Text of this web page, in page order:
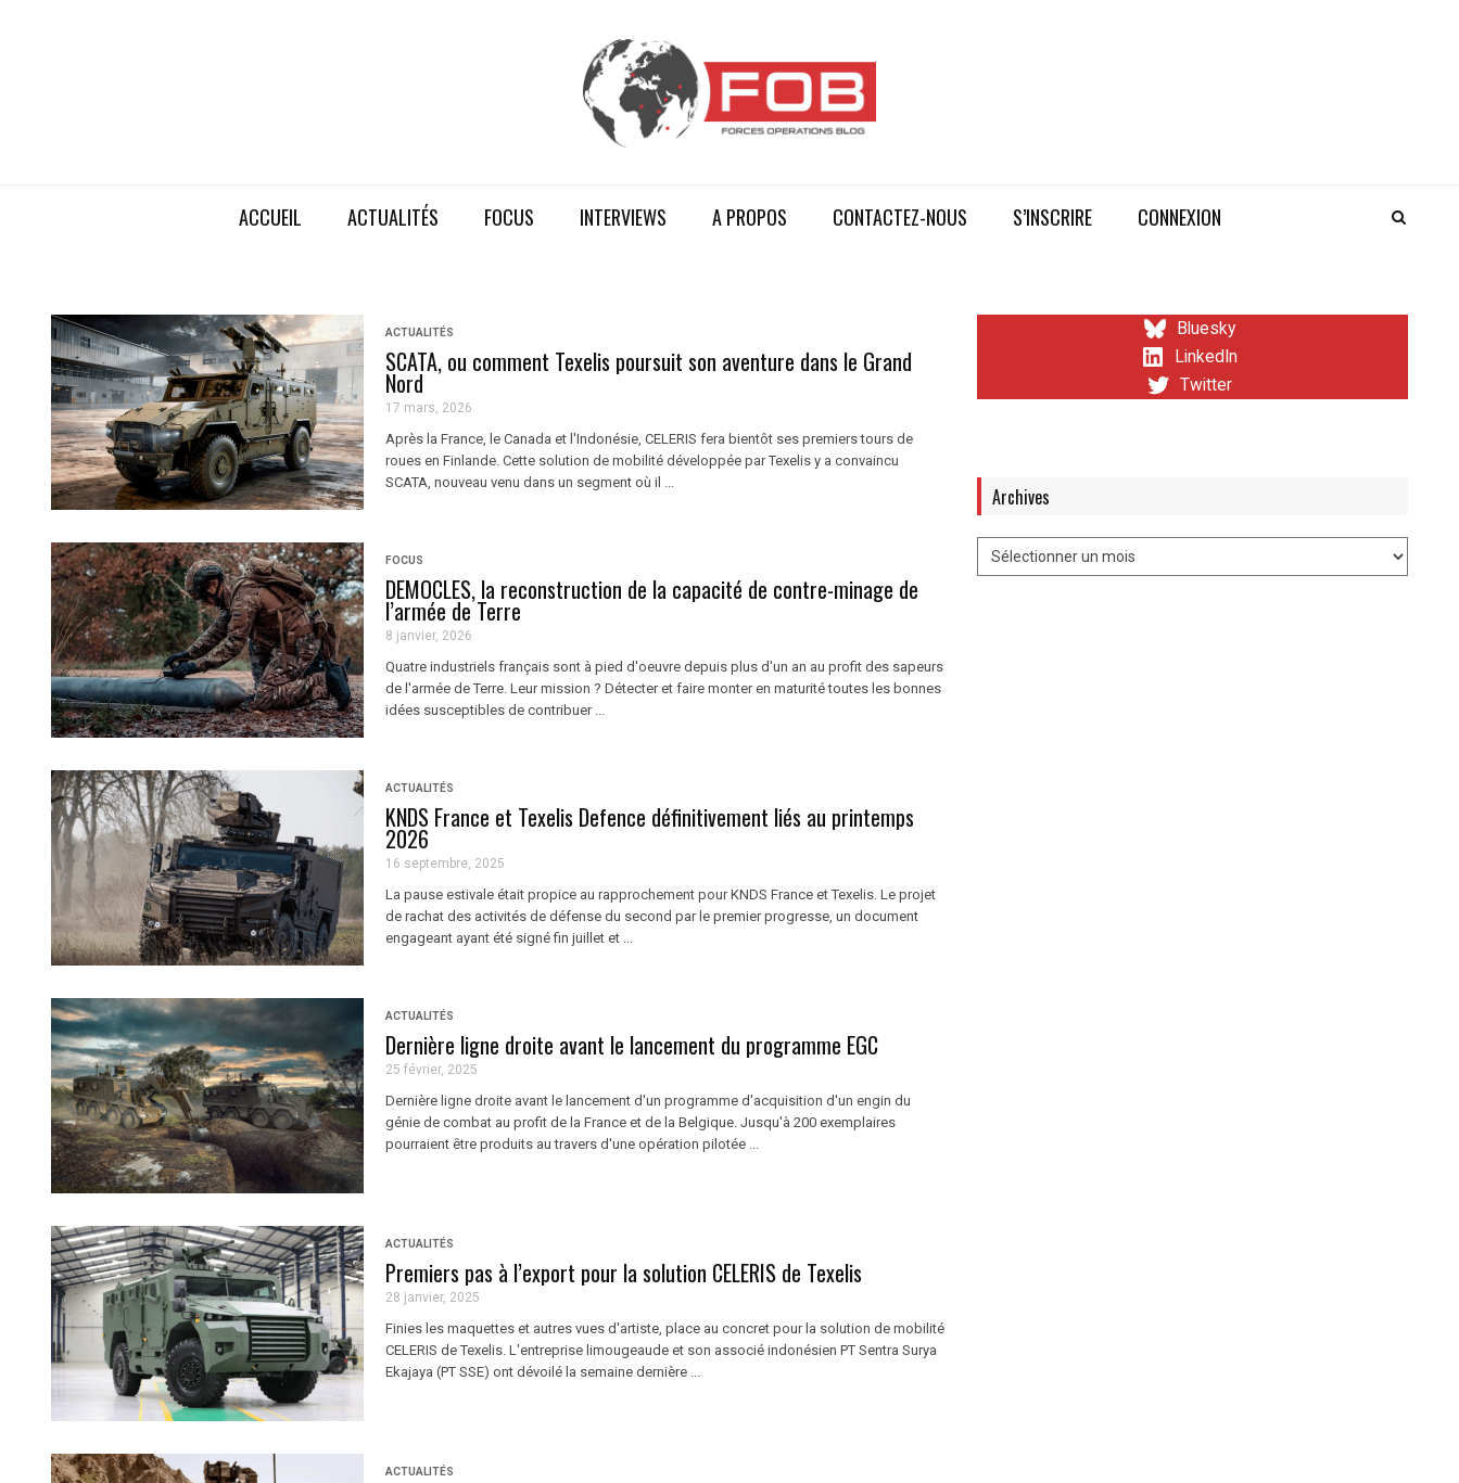
ACCUEIL ACTUALITÉS FOCUS INTERVIEWS A PROPOS CONTACTEZ-NOUS S’INSCRIRE CONNEXION
ACTUALITÉS
SCATA, ou comment Texelis poursuit son aventure dans le Grand
Nord
17 mars, 2026
Après la France, le Canada et l'Indonésie, CELERIS fera bientôt ses premiers tours de
roues en Finlande. Cette solution de mobilité développée par Texelis y a convaincu
SCATA, nouveau venu dans un segment où il ...
FOCUS
DEMOCLES, la reconstruction de la capacité de contre-minage de
l’armée de Terre
8 janvier, 2026
Quatre industriels français sont à pied d'oeuvre depuis plus d'un an au profit des sapeurs
de l'armée de Terre. Leur mission ? Détecter et faire monter en maturité toutes les bonnes
idées susceptibles de contribuer ...
ACTUALITÉS
KNDS France et Texelis Defence définitivement liés au printemps
2026
16 septembre, 2025
La pause estivale était propice au rapprochement pour KNDS France et Texelis. Le projet
de rachat des activités de défense du second par le premier progresse, un document
engageant ayant été signé fin juillet et ...
ACTUALITÉS
Dernière ligne droite avant le lancement du programme EGC
25 février, 2025
Dernière ligne droite avant le lancement d'un programme d'acquisition d'un engin du
génie de combat au profit de la France et de la Belgique. Jusqu'à 200 exemplaires
pourraient être produits au travers d'une opération pilotée ...
ACTUALITÉS
Premiers pas à l’export pour la solution CELERIS de Texelis
28 janvier, 2025
Finies les maquettes et autres vues d'artiste, place au concret pour la solution de mobilité
CELERIS de Texelis. L'entreprise limougeaude et son associé indonésien PT Sentra Surya
Ekajaya (PT SSE) ont dévoilé la semaine dernière ...
ACTUALITÉS
Bluesky
LinkedIn
Twitter
Archives